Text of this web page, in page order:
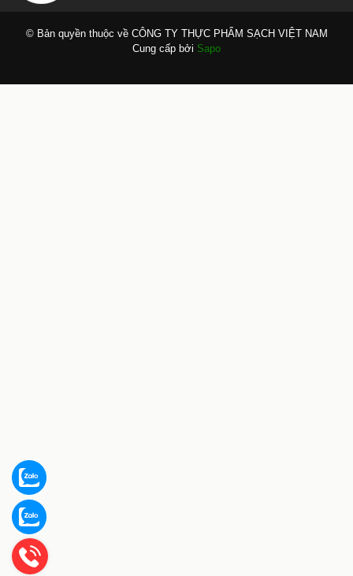
© Bản quyền thuộc về CÔNG TY THỰC PHẨM SẠCH VIỆT NAM
Cung cấp bởi Sapo